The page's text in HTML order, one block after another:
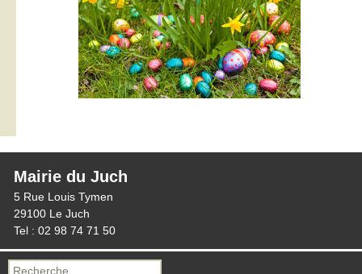
Mairie du Juch
5 Rue Louis Tymen
29100 Le Juch
Tel : 02 98 74 71 50
Recherche